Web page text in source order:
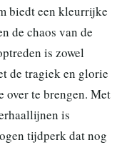
biedt een kleurrijke
de chaos van de
is zowel
de tragiek en glorie
over te brengen. Met
is
tijdperk dat nog